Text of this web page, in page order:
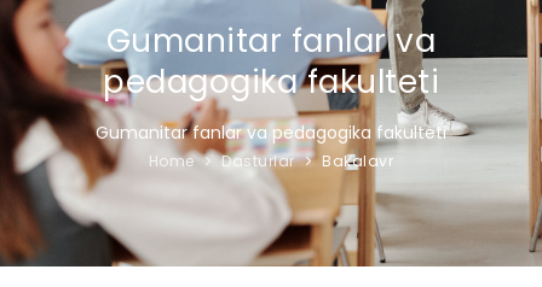
OLIMPIADA
Gumanitar fanlar va
pedagogika fakulteti
Gumanitar fanlar va pedagogika fakulteti
Home Dasturlar Bakalavr